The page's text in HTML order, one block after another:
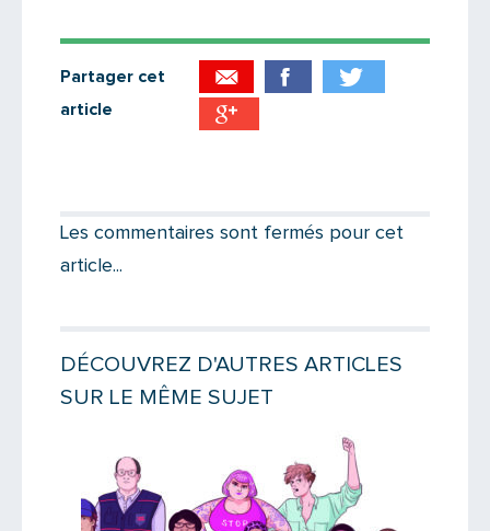
Partager cet
article
Les commentaires sont fermés pour cet
article...
DÉCOUVREZ D'AUTRES ARTICLES
SUR LE MÊME SUJET